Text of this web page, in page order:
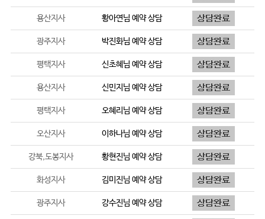
용산지사 황아연님 예약 상담
광주지사 박진화님 예약 상담
평택지사 신초혜 님 예약 상담
용산지사 신민지 님 예약 상담
평택지사 오혜리 님 예약 상담
오산지사 이하나님 예약 상담
강북,도봉지사 황현진님 예약 상담
화성지사 김미진님 예약 상담
광주지사 강수진님 예약 상담